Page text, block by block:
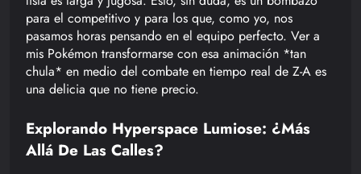
para el competitivo y para los que, como yo, nos
pasamos horas pensando en el equipo perfecto. Ver a
mis Pokémon transformarse con esa animación *tan
chula* en medio del combate en tiempo real de Z-A es
una delicia que no tiene precio.
Explorando Hyperspace Lumiose: ¿Más
Allá De Las Calles?